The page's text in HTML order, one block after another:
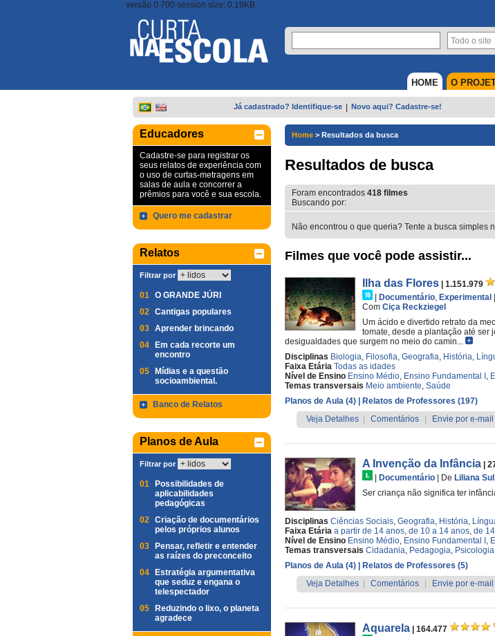
versão 0.700 session size: 0,19KB
O
HOME
Já cadastrado? Identifique-se Novo aqui? Cadastre-se!
Educadores
Cadastre-se para registrar os
seus relatos de experiência com
o uso de curtas-metragens em
salas de aula e concorrer a
prêmios para você e sua escola.
Quero me cadastrar
Relatos
Filtrar por
01 O GRANDE JÚRI
02 Cantigas populares
03 Aprender brincando
04
Em cada recorte um
encontro
05
Mídias e a questão
socioambiental.
Banco de Relatos
Planos de Aula
Filtrar por
01
Possibilidades de
aplicabilidades
pedagógicas
02 Criação de documentários
pelos próprios alunos
03
Pensar, refletir e entender
as raízes do preconceito
04
Estratégia argumentativa
que seduz e engana o
telespectador
05
Reduzindo o lixo, o planeta
agradece
Home > Resultados da busca
Resultados de busca
Foram encontrados 418 filmes
Buscando por:
Não encontrou o que queria? Tente a busca simples
Filmes que você pode assistir...
Ilha das Flores
| 1.151.979
Documentário, Experimental
Com Ciça Reckziegel
Um ácido e divertido retrato da
tomate, desde a plantação até ser
desigualdades que surgem no meio do camin...
Disciplinas Biologia, Filosofia, Geografia, História,
Faixa Etária Todas as idades
Nível de Ensino Ensino Médio, Ensino Fundamental I ,
Temas transversais Meio ambiente, Saúde
Planos de Aula (4)
| Relatos de Professores (197)
Veja Detalhes
Comentários Envie por e-mail
A Invenção da Infância
|
Documentário De Liliana
Ser criança não significa ter
Disciplinas Ciências Sociais, Geografia, História,
Faixa Etária a partir de 14 anos, de 10 a 14 anos, de
Nível de Ensino Ensino Médio, Ensino Fundamental I ,
Temas transversais Cidadania, Pedagogia, Psicologia
Planos de Aula (4)
| Relatos de Professores (5)
Veja Detalhes
Comentários Envie por e-mail
Aquarela
| 164.477